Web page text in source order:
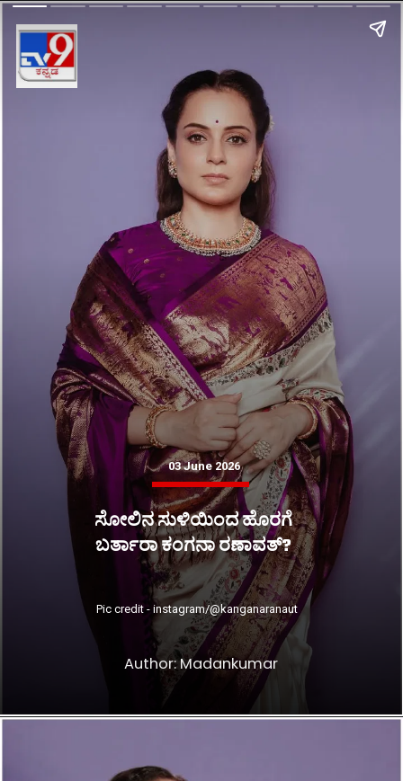
ಸೋಲಿನ ಸುಳಿಯಿಂದ ಹೊರಗೆ
ಬರ್ತಾರಾ ಕಂಗನಾ ರಣಾವತ್?
Author: Madankumar
Pic credit - instagram/@kanganaranaut
03 June 2026